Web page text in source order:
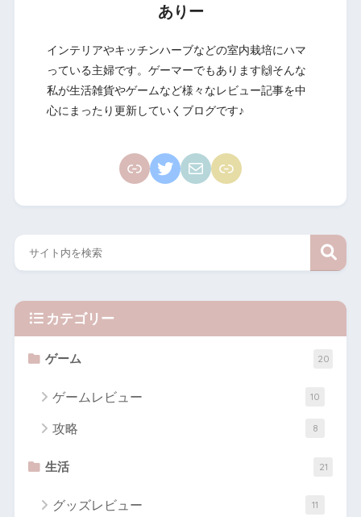
ありー
インテリアやキッチンハーブなどの室内栽培にハマ
っている主婦です。ゲーマーでもあります🙌そんな
私が生活雑貨やゲームなど様々なレビュー記事を中
心にまったり更新していくブログです♪
カテゴリー
ゲーム 20
ゲームレビュー 10
攻略 8
生活 21
グッズレビュー 11